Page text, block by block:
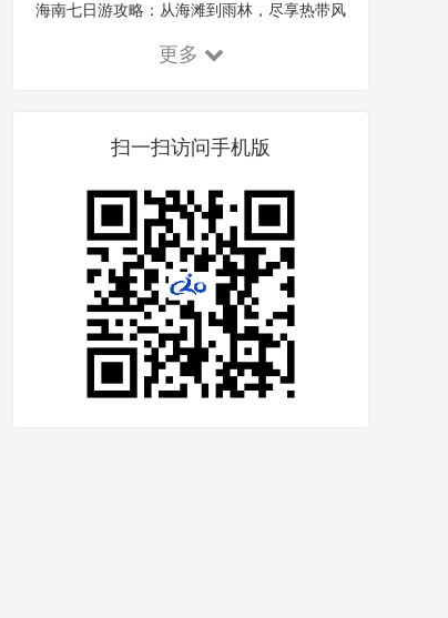
受千年古韵！
海南七日游攻略：从海滩到雨林，尽享热带风
更多
扫一扫访问手机版